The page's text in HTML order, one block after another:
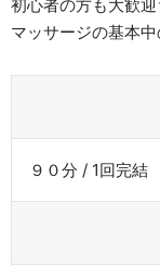
初心者の方も大歓
マッサージの基本
９０分 / 1回完結